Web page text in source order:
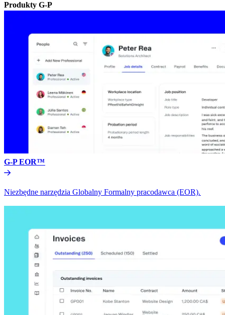
Produkty G-P​​
G-P EOR™​​
Niezbędne narzędzia Globalny Formalny pracodawca (EOR).​​